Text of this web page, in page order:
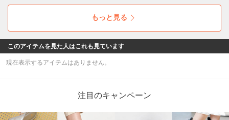
えるアイテムを ぜひチェックしてみてください
もっと見る
このアイテムを見た人はこれも見ています
現在表示するアイテムはありません。
注目のキャンペーン